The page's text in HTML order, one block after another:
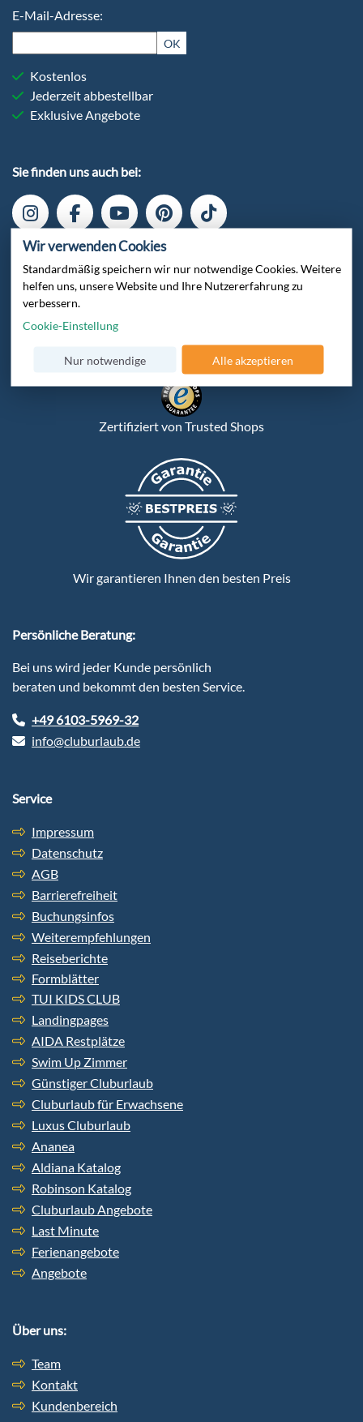
Sie finden uns auch bei:
Verschlüsselte Datenübertragung
Zertifiziert von Trusted Shops
Wir garantieren Ihnen den besten Preis
E-Mail-Adresse:
OK
Kostenlos
Jederzeit abbestellbar
Exklusive Angebote
Persönliche Beratung:
Bei uns wird jeder Kunde persönlich
beraten und bekommt den besten Service.
+49 6103-5969-32
info@cluburlaub.de
Service
Impressum
Datenschutz
AGB
Barrierefreiheit
Buchungsinfos
Weiterempfehlungen
Reiseberichte
Formblätter
TUI KIDS CLUB
Landingpages
AIDA Restplätze
Swim Up Zimmer
Günstiger Cluburlaub
Cluburlaub für Erwachsene
Luxus Cluburlaub
Ananea
Aldiana Katalog
Robinson Katalog
Cluburlaub Angebote
Last Minute
Ferienangebote
Angebote
Über uns:
Team
Kontakt
Kundenbereich
Wir verwenden Cookies
Standardmäßig speichern wir nur notwendige Cookies. Weitere
helfen uns, unsere Website und Ihre Nutzererfahrung zu
verbessern.
Cookie-Einstellung
Nur notwendige Alle akzeptieren